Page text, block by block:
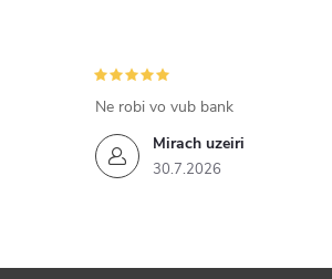
Mirach uzeiri
30.7.2026
Ne robi vo vub bank